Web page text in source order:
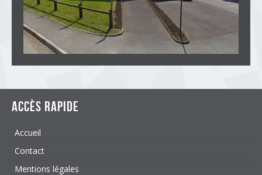
Accès rapide
Accueil
Contact
Mentions légales